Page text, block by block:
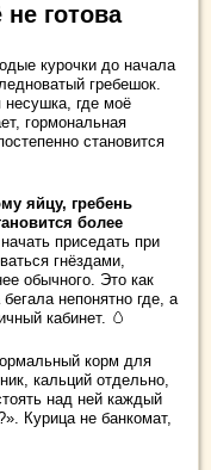
готова
курочки до начала
гребешок.
где моё
гормональная
становится
яйцу, гребень
более
приседать при
гнёздами,
обычного. Это как
непонятно где, а
кабинет. 🥚
корм для
кальций отдельно,
над ней каждый
Курица не банкомат,